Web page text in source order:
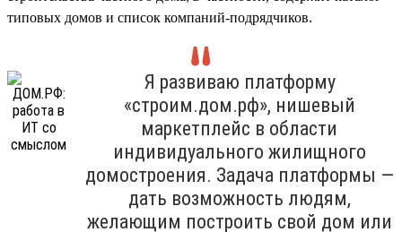
типовых домов и список компаний-подрядчиков.
Я развиваю платформу
«строим.дом.рф», нишевый
маркетплейс в области
индивидуального жилищного
домостроения. Задача платформы —
дать возможность людям,
желающим построить свой дом или